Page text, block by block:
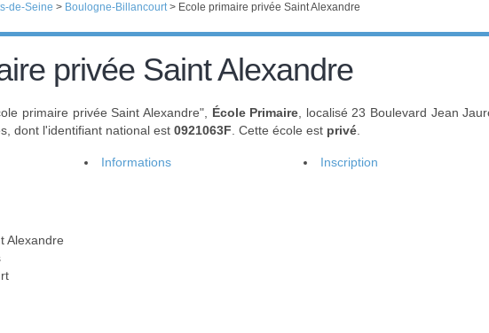
de-Seine > Boulogne-Billancourt> Ecole primaire privée Saint Alexandre
privée Saint Alexandre
primaire privée Saint Alexandre", École Primaire , localisé 23 Boulevard Jean
dont l'identifiant national est 0921063F . Cette école est privé
Informations Inscription
Alexandre